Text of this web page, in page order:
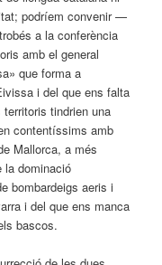
podríem convenir —
a la conferència
amb el general
que forma a
i del que ens falta
tindrien una
contentíssims amb
Mallorca, a més
la dominació
bombardeigs aeris i
i del que ens manca
bascos.